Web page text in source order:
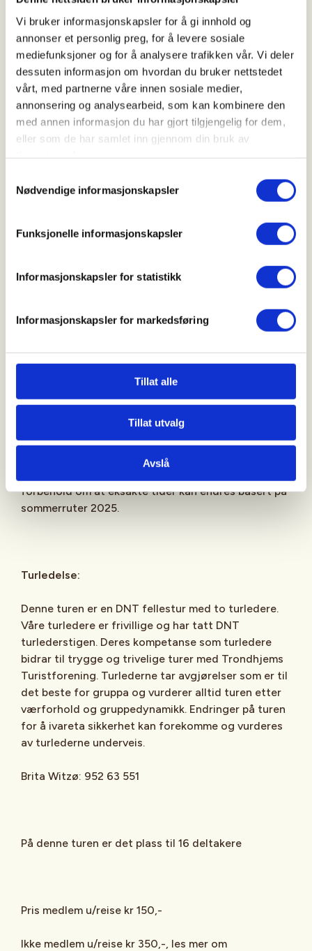
Vi bruker informasjonskapsler for å gi innhold og
annonser et personlig preg, for å levere sosiale
mediefunksjoner og for å analysere trafikken vår. Vi deler
dessuten informasjon om hvordan du bruker nettstedet
vårt, med partnerne våre innen sosiale medier,
annonsering og analysearbeid, som kan kombinere den
med annen informasjon du har gjort tilgjengelig for dem,
eller som de har samlet inn gjennom din bruk av
Nødvendige informasjonskapsler
Funksjonelle informasjonskapsler
Informasjonskapsler for statistikk
Informasjonskapsler for markedsføring
Tillat alle
Tillat utvalg
Avslå
Turen er ca 9,5 km og 600 høydemeter tur/retur.
Vi kommer oss også hjem med hurtigbåten på
ettermiddagen. Mest sannsynlig med avgangen kl
16.45. Hvis du vil delta på turen uten å ta
hurtigbåten, møter du kl 10.00 ved kaia i Vanvikan.
for en lang dagstur. På høsten kan bli kaldt i fjellet
Kart:10090 Trondheim i Norge-serien.
Transport:
forbehold om at eksakte tider kan endres basert på
sommerruter 2025.
Turledelse:
Denne turen er en DNT fellestur med to turledere.
Våre turledere er frivillige og har tatt DNT
turlederstigen. Deres kompetanse som turledere
bidrar til trygge og trivelige turer med Trondhjems
Turistforening. Turlederne tar avgjørelser som er til
det beste for gruppa og vurderer alltid turen etter
værforhold og gruppedynamikk. Endringer på turen
for å ivareta sikkerhet kan forekomme og vurderes
av turlederne underveis.
Brita Witzø: 952 63 551
På denne turen er det plass til 16 deltakere
Pris medlem u/reise kr 150,-
Ikke medlem u/reise kr 350,-, les mer om